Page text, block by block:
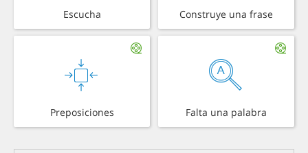
Escucha Construye una frase
Preposiciones Falta una palabra